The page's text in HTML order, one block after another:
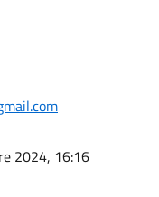
2024, 16:16